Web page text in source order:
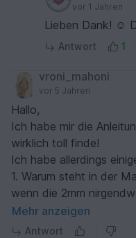
vor 1 Jahren
Lieben Dank! ☺️
Antwort 1
vroni_mahoni
vor 5 Jahren
Hallo,
Ich habe mir die
wirklich toll finde!
Ich habe allerdings
1. Warum steht in der
wenn die 2mm
auftaucht?
2. In der Materialliste
Mehr anzeigen
Antwort